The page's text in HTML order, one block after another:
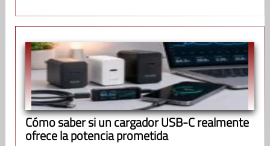
Cómo saber si un cargador USB-C realmente
ofrece la potencia prometida